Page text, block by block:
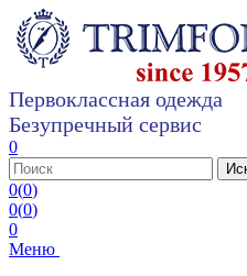
Первоклассная одежда
Безупречный сервис
0
0(0)
0(0)
0
Меню